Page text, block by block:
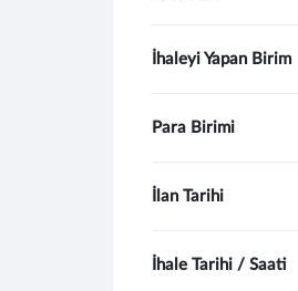
İhaleyi Yapan Birim
Para Birimi
İlan Tarihi
İhale Tarihi / Saati